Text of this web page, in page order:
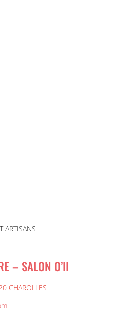
ARTISANS
– SALON O’II
CHAROLLES